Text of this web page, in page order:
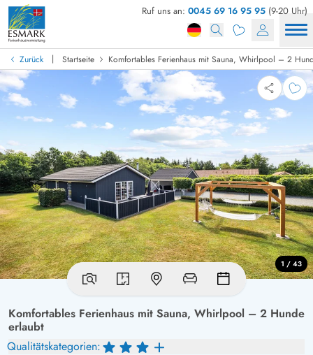
Ruf uns an: 0045 69 16 95 95 (9-20 Uhr)
Zurück | Startseite Komfortables Ferienhaus mit Sauna, Whirlpool – 2
Komfortables Ferienhaus mit Sauna, Whirlpool – 2 Hunde
erlaubt
Qualitätskategorien:
1 / 43